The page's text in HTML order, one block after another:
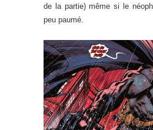
de la partie) même si le
peu paumé.